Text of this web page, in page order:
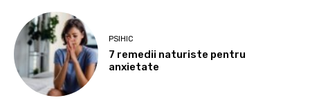
PSIHIC
7 remedii naturiste pentru
anxietate